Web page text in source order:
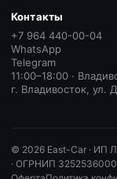
Контакты
+7 964 440-00-04
WhatsApp
Telegram
11:00–18:00 ·
г. Владивосток, ул.
© 2026 East-Car · ИП
· ОГРНИП